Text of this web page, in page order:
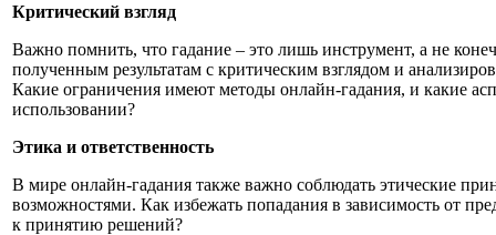
Критический взгляд
Важно помнить, что гадание – это лишь инструмент, а не
полученным результатам с критическим взглядом и
Какие ограничения имеют методы онлайн-гадания, и какие
использовании?
Этика и ответственность
В мире онлайн-гадания также важно соблюдать этические
возможностями. Как избежать попадания в зависимость от
к принятию решений?